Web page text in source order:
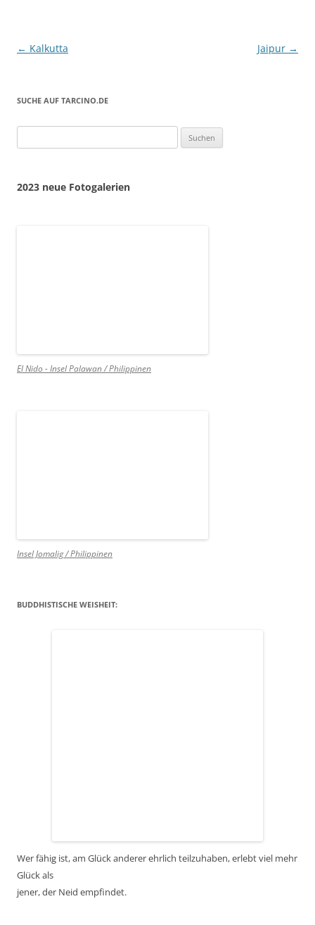
Beitragsnavigation
← Kalkutta Jaipur →
SUCHE AUF TARCINO.DE
nach:
2023 neue Fotogalerien
El Nido - Insel Palawan / Philippinen
Insel Jomalig / Philippinen
BUDDHISTISCHE WEISHEIT:
Wer fähig ist, am Glück anderer ehrlich teilzuhaben, erlebt viel mehr
Glück als
jener, der Neid empfindet.